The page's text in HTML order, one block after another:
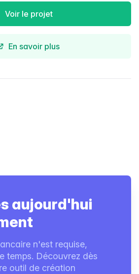
Voir le projet
En savoir plus
sur Twitter
aujourd'hui
n'est requise,
temps. Découvrez dès
outil de création